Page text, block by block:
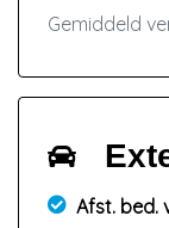
Gemiddeld
Afst. bed.